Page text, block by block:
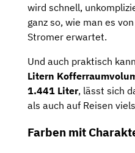
wird schnell,
ganz so, wie man es
Stromer erwartet.
Und auch praktisch
Litern
1.441 Liter, lässt sich
als auch auf Reisen
Farben mit